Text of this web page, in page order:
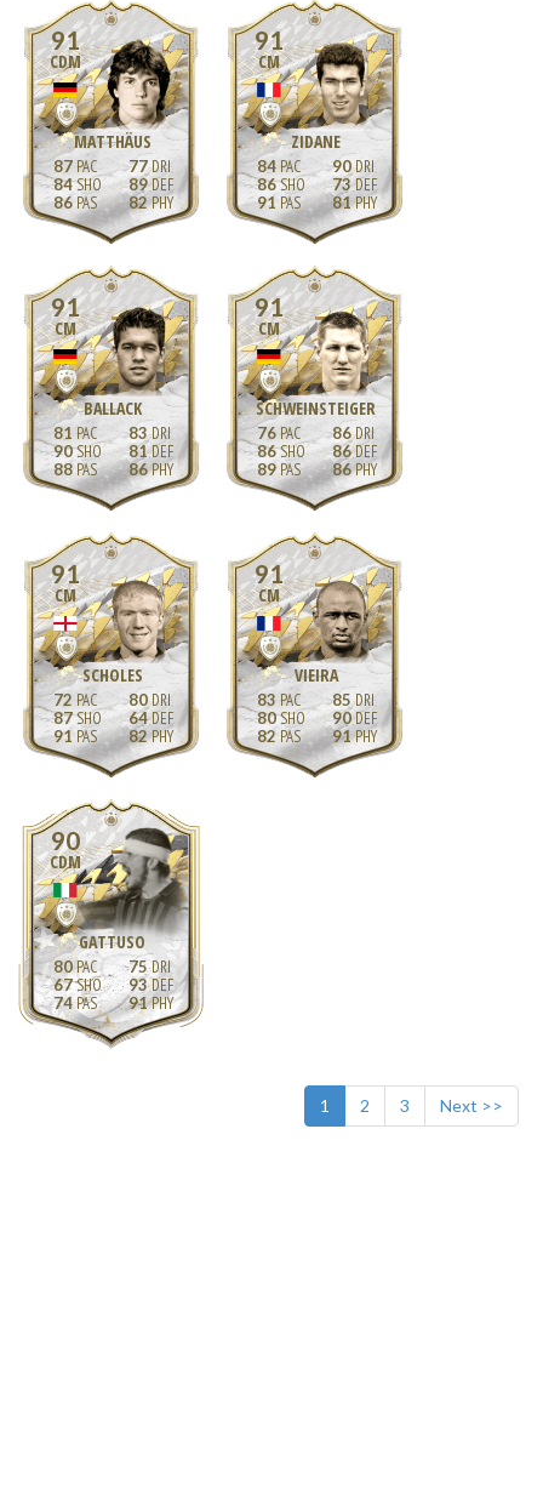
91
CDM
MATTHÄUS
87
84
86
77
89
82
91
CM
ZIDANE
84
86
91
90
73
81
91
CM
BALLACK
81
90
88
83
81
86
91
CM
SCHWEINSTEIGER
76
86
89
86
86
86
91
CM
SCHOLES
72
87
91
80
64
82
91
CM
VIEIRA
83
80
82
85
90
91
90
CDM
GATTUSO
80
67
74
75
93
91
1 2 3 Next >>